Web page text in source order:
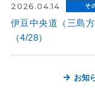
2026.04.14 そ
伊豆中央道（三島
（4/28）
お知